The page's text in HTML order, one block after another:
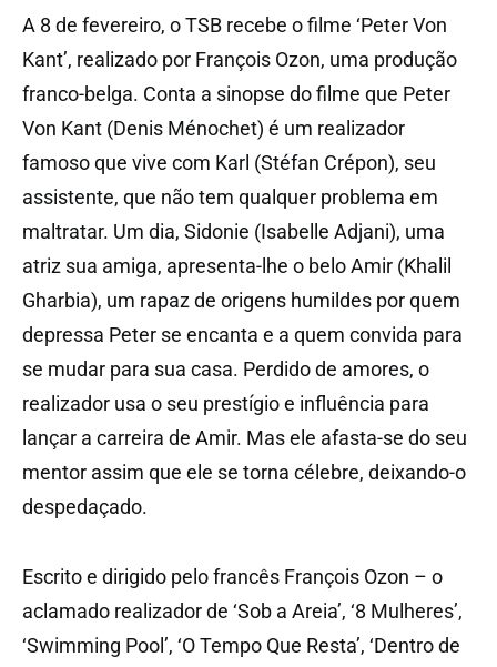
A 8 de fevereiro, o TSB recebe o filme ‘Peter Von
Kant’, realizado por François Ozon, uma produção
franco-belga. Conta a sinopse do filme que Peter
Von Kant (Denis Ménochet) é um realizador
famoso que vive com Karl (Stéfan Crépon), seu
assistente, que não tem qualquer problema em
maltratar. Um dia, Sidonie (Isabelle Adjani), uma
atriz sua amiga, apresenta-lhe o belo Amir (Khalil
Gharbia), um rapaz de origens humildes por quem
depressa Peter se encanta e a quem convida para
se mudar para sua casa. Perdido de amores, o
realizador usa o seu prestígio e influência para
lançar a carreira de Amir. Mas ele afasta-se do seu
mentor assim que ele se torna célebre, deixando-o
despedaçado.
Escrito e dirigido pelo francês François Ozon – o
aclamado realizador de ‘Sob a Areia’, ‘8 Mulheres’,
‘Swimming Pool’, ‘O Tempo Que Resta’, ‘Dentro de